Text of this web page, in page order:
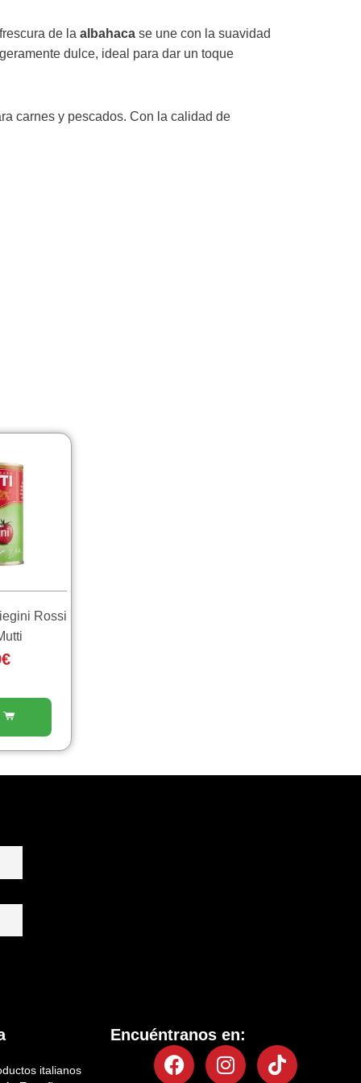
de la albahaca se une con la suavidad
dulce, ideal para dar un toque
carnes y pescados. Con la calidad de
Rossi
€
italianos
Encuéntranos en:
FacebookInstagram
Tiktok